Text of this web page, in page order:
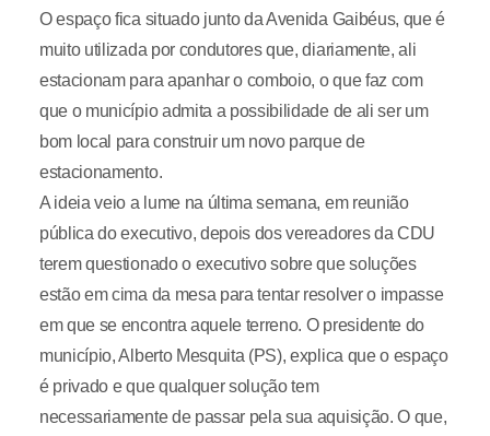
O espaço fica situado junto da Avenida Gaibéus, que é
muito utilizada por condutores que, diariamente, ali
estacionam para apanhar o comboio, o que faz com
que o município admita a possibilidade de ali ser um
bom local para construir um novo parque de
estacionamento.
A ideia veio a lume na última semana, em reunião
pública do executivo, depois dos vereadores da CDU
terem questionado o executivo sobre que soluções
estão em cima da mesa para tentar resolver o impasse
em que se encontra aquele terreno. O presidente do
município, Alberto Mesquita (PS), explica que o espaço
é privado e que qualquer solução tem
necessariamente de passar pela sua aquisição. O que,